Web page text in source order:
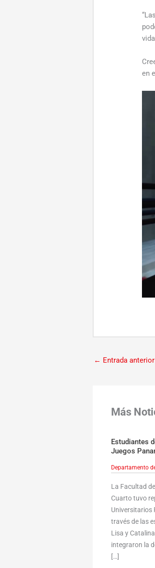
en
← Entrada anterior
Más
Estudiantes
Juegos
Departamento
La Facultad
Cuarto tuvo
Universitarios
través de las
Lisa y
integraron la
[…]